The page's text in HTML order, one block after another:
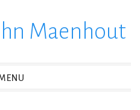
Maenhout